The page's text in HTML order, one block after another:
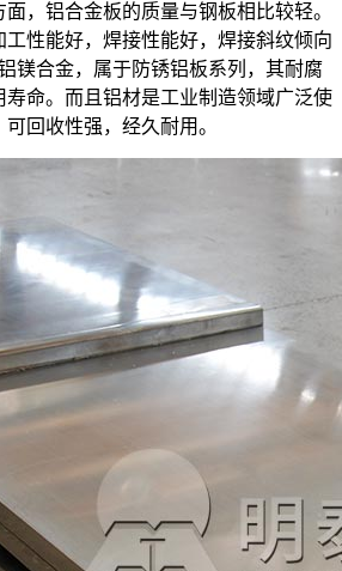
铝合金板的质量与钢板相比较轻。
性能好，焊接性能好，焊接斜纹倾向
镁合金，属于防锈铝板系列，其耐腐
命。而且铝材是工业制造领域广泛使
回收性强，经久耐用。